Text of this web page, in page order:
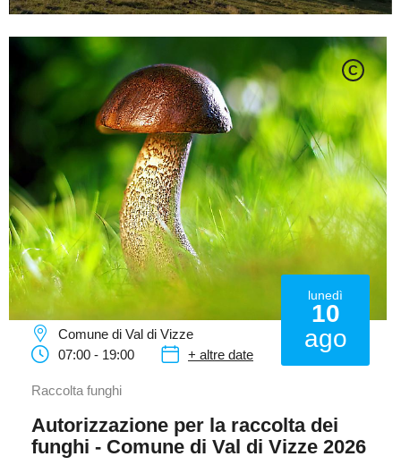
C
lunedì
10
ago
Comune di Val di Vizze
07:00 - 19:00
+ altre date
Raccolta funghi
Autorizzazione per la raccolta dei
funghi - Comune di Val di Vizze 2026